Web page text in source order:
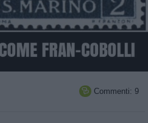
 Commenti: 9